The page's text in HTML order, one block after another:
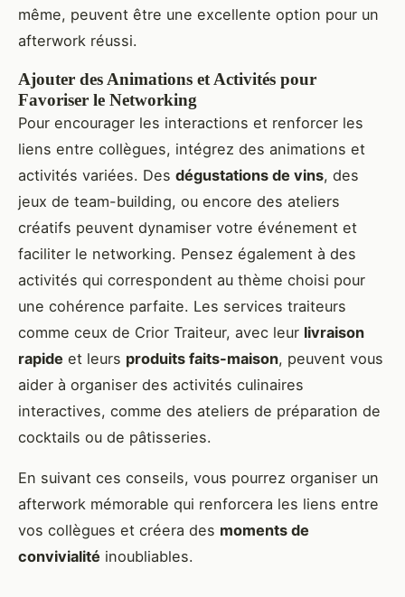
même, peuvent être une excellente option pour un
afterwork réussi.
Ajouter des Animations et Activités pour
Favoriser le Networking
Pour encourager les interactions et renforcer les
liens entre collègues, intégrez des animations et
activités variées. Des dégustations de vins, des
jeux de team-building, ou encore des ateliers
créatifs peuvent dynamiser votre événement et
faciliter le networking. Pensez également à des
activités qui correspondent au thème choisi pour
une cohérence parfaite. Les services traiteurs
comme ceux de Crior Traiteur, avec leur livraison
rapide et leurs produits faits-maison, peuvent vous
aider à organiser des activités culinaires
interactives, comme des ateliers de préparation de
cocktails ou de pâtisseries.
En suivant ces conseils, vous pourrez organiser un
afterwork mémorable qui renforcera les liens entre
vos collègues et créera des moments de
convivialité inoubliables.